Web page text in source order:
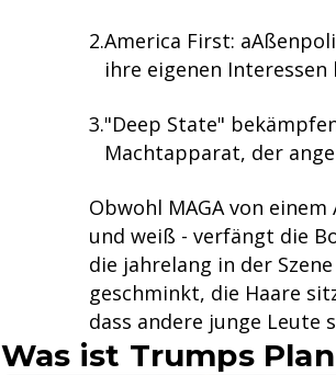
America First:
ihre eigenen Interessen
"Deep State"
Machtapparat, der
Obwohl MAGA von
und weiß - verfängt die
die jahrelang in der
geschminkt, die Haare
dass andere junge Leute
Was ist Trumps